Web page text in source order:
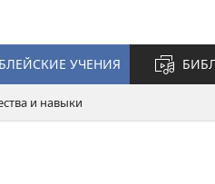
УЧЕНИЯ
и навыки